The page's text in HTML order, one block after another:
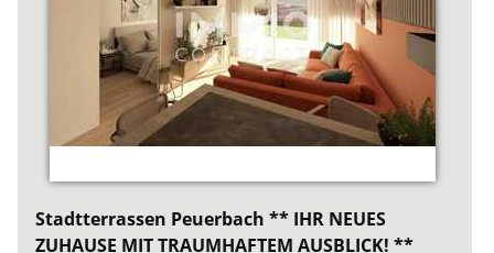
Stadtterrassen Peuerbach ** IHR NEUES
ZUHAUSE MIT TRAUMHAFTEM AUSBLICK! **